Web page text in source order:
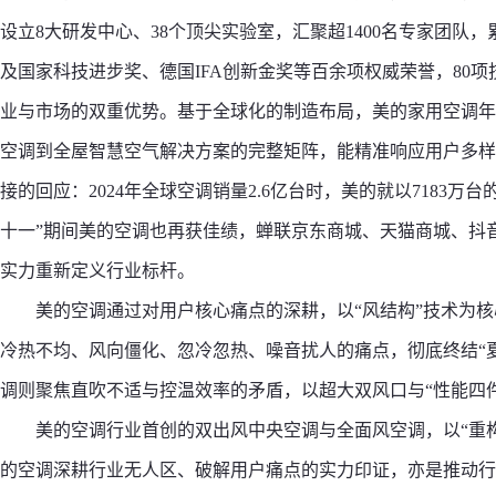
设立8大研发中心、38个顶尖实验室，汇聚超1400名专家团队
及国家科技进步奖、德国IFA创新金奖等百余项权威荣誉，80
业与市场的双重优势。基于全球化的制造布局，美的家用空调
空调到全屋智慧空气解决方案的完整矩阵，能精准响应用户多
接的回应：2024年全球空调销量2.6亿台时，美的就以7183万台
十一”期间美的空调也再获佳绩，蝉联京东商城、天猫商城、
实力重新定义行业标杆。
美的空调通过对用户核心痛点的深耕，以“风结构”技术为
冷热不均、风向僵化、忽冷忽热、噪音扰人的痛点，彻底终结
调则聚焦直吹不适与控温效率的矛盾，以超大双风口与“性能
美的空调行业首创的双出风中央空调与全面风空调，以“
的空调深耕行业无人区、破解用户痛点的实力印证，亦是推动